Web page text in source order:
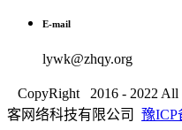
E-mail
lywk@zhqy.org
CopyRight 2016 - 2022 All
客网络科技有限公司 豫ICP